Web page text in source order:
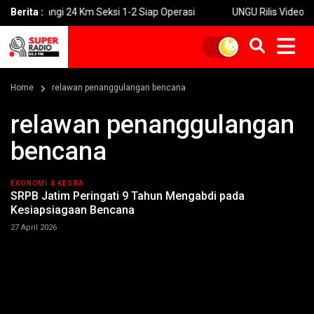
Berita :24 Km Seksi 1-2 Siap Operasi UNGU Rilis Video Musik
Home relawan penanggulangan bencana
relawan penanggulangan
bencana
EKONOMI & KESRA
SRPB Jatim Peringati 9 Tahun Mengabdi pada
Kesiapsiagaan Bencana
27 April 2026